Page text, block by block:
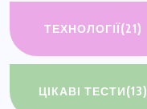
ТЕХНОЛОГІЇ(21)
ЦІКАВІ ТЕСТИ(13)